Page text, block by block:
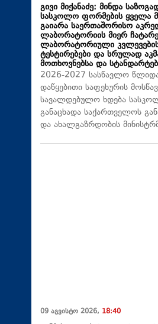
გივი მიქანაძე: მინდა
სასკოლო ფორმების ყველა
გაიარა საერთაშორისო
ლაბორატორიის მიერ
ლაბორატორიული
ტესტირებები და სრულად
მოთხოვნებსა და
2026-2027 სასწავლო
დაწყებითი საფეხურის
სავალდებულო ხდება
განაცხადა საქართველოს
და ახალგაზრდობის
09 აგვისტო 2026, 18:40